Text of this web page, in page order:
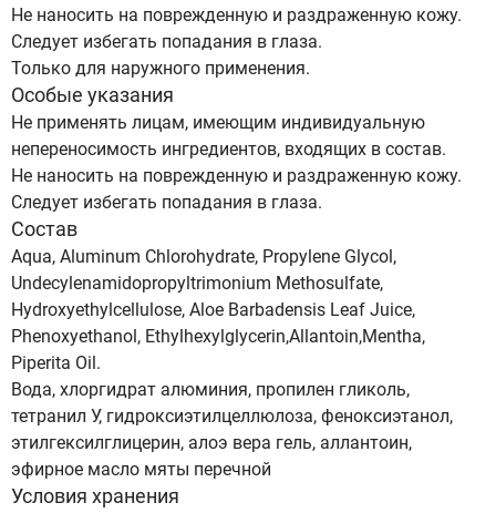
Не наносить на поврежденную и раздраженную кожу.
Следует избегать попадания в глаза.
Только для наружного применения.
Особые указания
Не применять лицам, имеющим индивидуальную
непереносимость ингредиентов, входящих в состав.
Не наносить на поврежденную и раздраженную кожу.
Следует избегать попадания в глаза.
Состав
Aqua, Aluminum Chlorohydrate, Propylenе Glycol,
Undecylenamidopropyltrimonium Methosulfate,
Hydroxyethylcellulose, Aloe Barbadensis Leaf Juice,
Phenoxyethanol, Ethylhexylglycerin,Allantoin,Mentha,
Piperita Oil.
Вода, хлоргидрат алюминия, пропилен гликоль,
тетранил У, гидроксиэтилцеллюлоза, феноксиэтанол,
этилгексилглицерин, алоэ вера гель, аллантоин,
эфирное масло мяты перечной
Условия хранения